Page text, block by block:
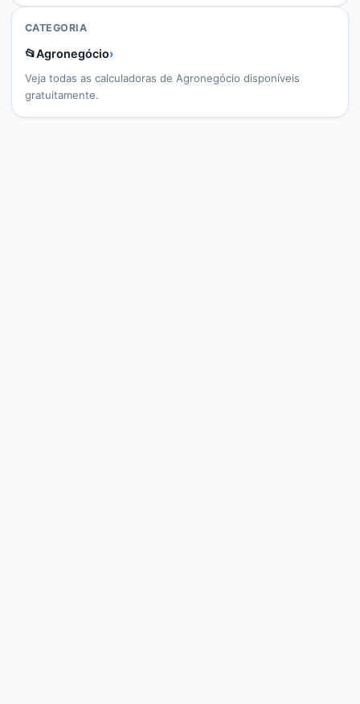
CATEGORIA
📂Agronegócio›
Veja todas as calculadoras de Agronegócio disponíveis
gratuitamente.